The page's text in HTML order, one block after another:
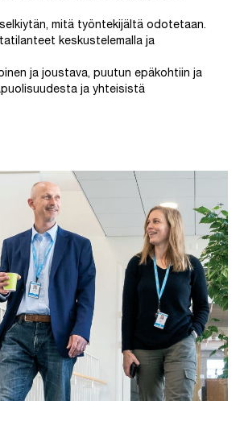
selkiytän, mitä työntekijältä odotetaan.
keskustelemalla ja
ja joustava, puutun epäkohtiin ja
ja yhteisistä